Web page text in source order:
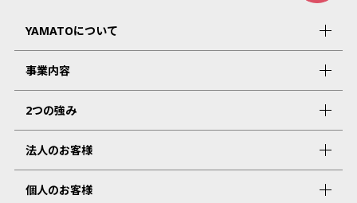
YAMATOについて
事業内容
2つの強み
法人のお客様
個人のお客様